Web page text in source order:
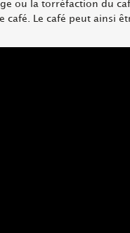
ou la torréfaction du
Le café peut ainsi